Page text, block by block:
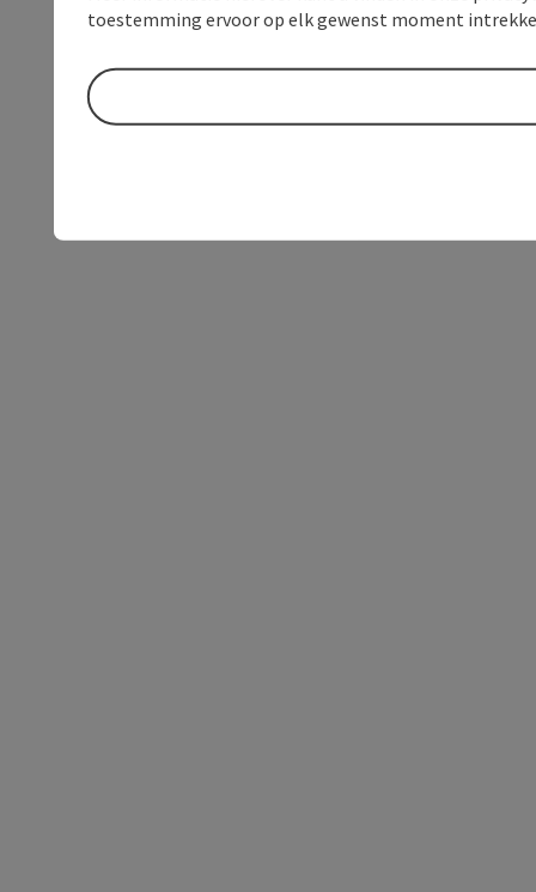
toestemming ervoor op elk gewenst moment